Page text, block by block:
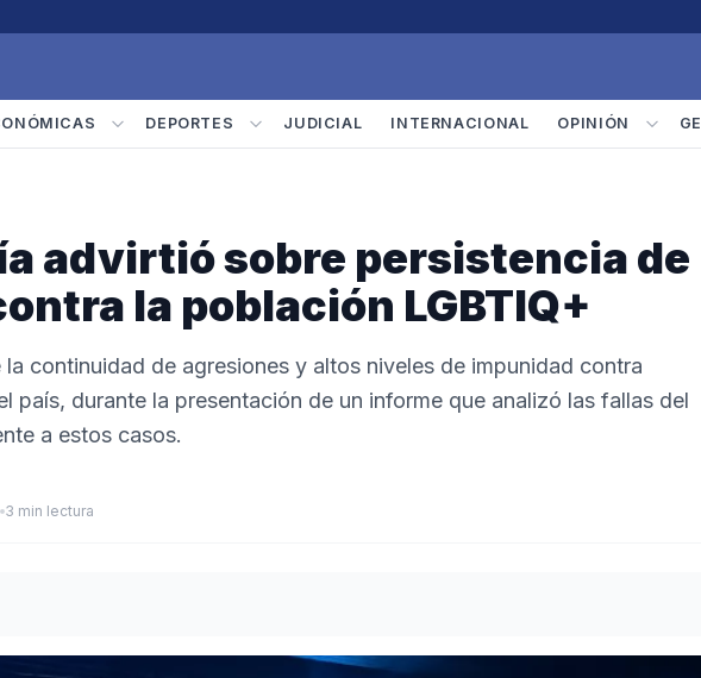
DEPORTES JUDICIAL INTERNACIONAL OPINIÓN
advirtió sobre persistencia de
la población LGBTIQ+
continuidad de agresiones y altos niveles de impunidad contra
país, durante la presentación de un informe que analizó las fallas del
a estos casos.
3 min lectura